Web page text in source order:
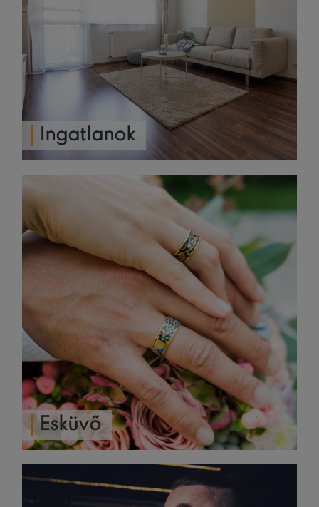
Ingatlanok
Esküvő